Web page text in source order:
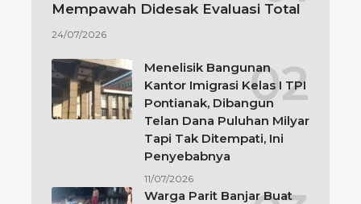
Mempawah Didesak Evaluasi Total
24/07/2026
Menelisik Bangunan
Kantor Imigrasi Kelas I TPI
Pontianak, Dibangun
Telan Dana Puluhan Milyar
Tapi Tak Ditempati, Ini
Penyebabnya
11/07/2026
Warga Parit Banjar Buat